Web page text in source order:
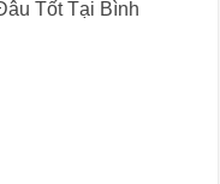
Tốt Tại Bình